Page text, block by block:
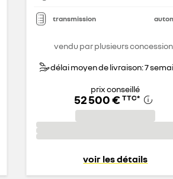
transmission
vendu par plusieurs
délai moyen de livraison: 7
prix conseillé
52 500 € TTC*
voir les détails